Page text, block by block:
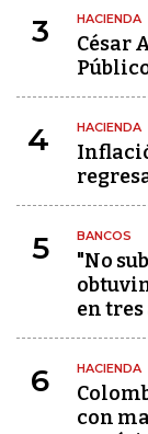
3 HACIENDA
César
4 HACIENDA
5 BANCOS
"No
en tres
6 HACIENDA
con